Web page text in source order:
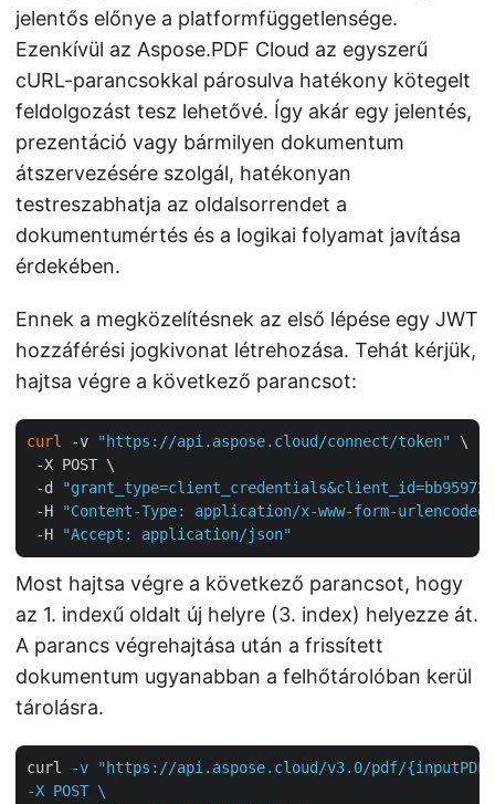
jelentős előnye a platformfüggetlensége.
Ezenkívül az Aspose.PDF Cloud az egyszerű
cURL-parancsokkal párosulva hatékony kötegelt
feldolgozást tesz lehetővé. Így akár egy jelentés,
prezentáció vagy bármilyen dokumentum
átszervezésére szolgál, hatékonyan
testreszabhatja az oldalsorrendet a
dokumentumértés és a logikai folyamat javítása
érdekében.
Ennek a megközelítésnek az első lépése egy JWT
hozzáférési jogkivonat létrehozása. Tehát kérjük,
hajtsa végre a következő parancsot:
curl -v "https://api.aspose.cloud/connect/token"
\
-X POST \
-d
"grant_type=client_credentials&client_id=bb959721-
-H
"Content-Type: application/x-www-form-urlencoded"
-H
"Accept: application/json"
Most hajtsa végre a következő parancsot, hogy
az 1. indexű oldalt új helyre (3. index) helyezze át.
A parancs végrehajtása után a frissített
dokumentum ugyanabban a felhőtárolóban kerül
tárolásra.
curl
-v "https://api.aspose.cloud/v3.0/pdf/{inputPDF}/
-X POST \